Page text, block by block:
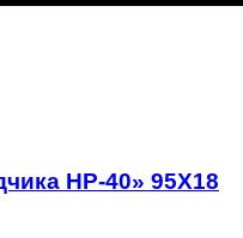
НР-40» 95Х18